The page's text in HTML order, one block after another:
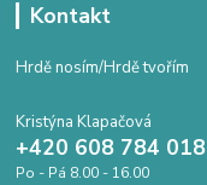
Kontakt
Hrdě nosím/Hrdě tvořím
Kristýna Klapačová
+420 608 784 018
Po - Pá 8.00 - 16.00